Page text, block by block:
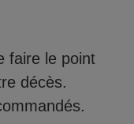
faire le point
décès.